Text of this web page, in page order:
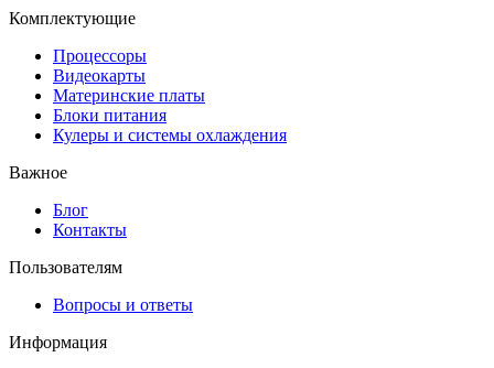
Комплектующие
Процессоры
Видеокарты
Материнские платы
Блоки питания
Кулеры и системы охлаждения
Важное
Блог
Контакты
Пользователям
Вопросы и ответы
Информация